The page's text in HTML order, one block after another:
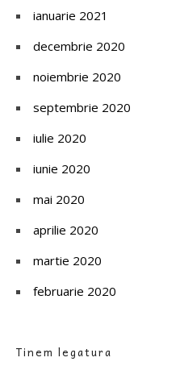
ianuarie 2021
decembrie 2020
noiembrie 2020
septembrie 2020
iulie 2020
iunie 2020
mai 2020
aprilie 2020
martie 2020
februarie 2020
Tinem legatura